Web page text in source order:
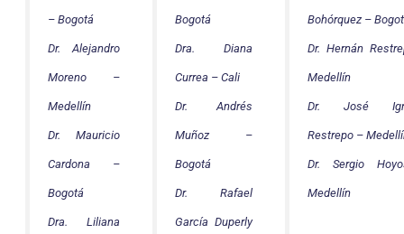
– Bogotá
Dr. Alejandro
Moreno –
Medellín
Dr. Mauricio
Cardona –
Bogotá
Dra. Liliana
Bogotá
Dra. Diana
Currea – Cali
Dr. Andrés
Muñoz –
Bogotá
Dr. Rafael
García Duperly
Bohórquez –
Dr. Hernán
Medellín
Dr. José
Restrepo –
Dr. Sergio
Medellín